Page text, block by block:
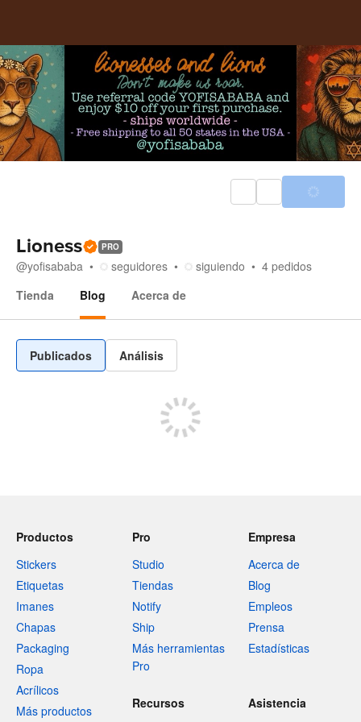
Lioness PRO
@yofisababa seguidores siguiendo 4 pedidos
Tienda
Blog Acerca de
Publicados Análisis
Productos
Stickers
Etiquetas
Imanes
Chapas
Packaging
Ropa
Acrílicos
Más productos
Pro
Studio
Tiendas
Notify
Ship
Más herramientas
Pro
Empresa
Acerca de
Blog
Empleos
Prensa
Estadísticas
Recursos Asistencia